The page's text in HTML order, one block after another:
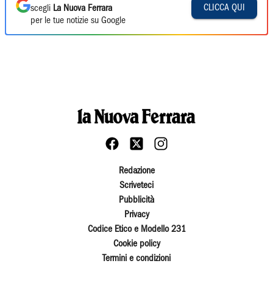
scegli La Nuova Ferrara
per le tue notizie su Google
CLICCA QUI
Redazione
Scriveteci
Pubblicità
Privacy
Codice Etico e Modello 231
Cookie policy
Termini e condizioni